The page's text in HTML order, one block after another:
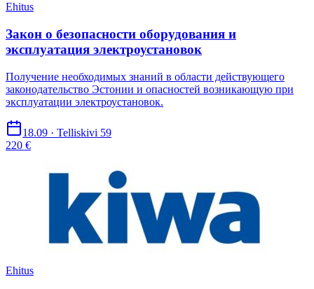
Ehitus
Закон о безопасности оборудования и
эксплуатация электроустановок
Получение необходимых знаний в области действующего
законодательство Эстонии и опасностей возникающую при
эксплуатации электроустановок.
18.09 · Telliskivi 59
220 €
Ehitus